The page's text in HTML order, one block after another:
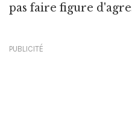
pas faire figure
PUBLICITÉ